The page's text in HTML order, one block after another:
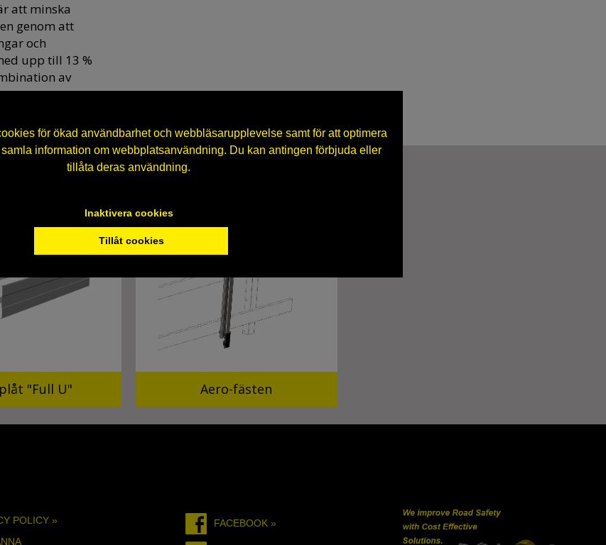
för ökad användbarhet och webbläsarupplevelse samt för att optimera
information om webbplatsanvändning. Du kan antingen förbjuda eller
tillåta deras användning.
Inaktivera cookies
Tillåt cookies
att minska
genom att
och
upp till 13 %
av
"Full U" Aero-fästen
POLICY »
FACEBOOK »